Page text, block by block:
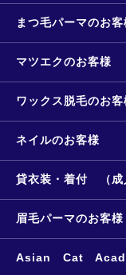
まつ毛パーマのお客
マツエクのお客様
ワックス脱毛のお客
ネイルのお客様
貸衣装・着付 （
眉毛パーマのお客様
Asian Cat